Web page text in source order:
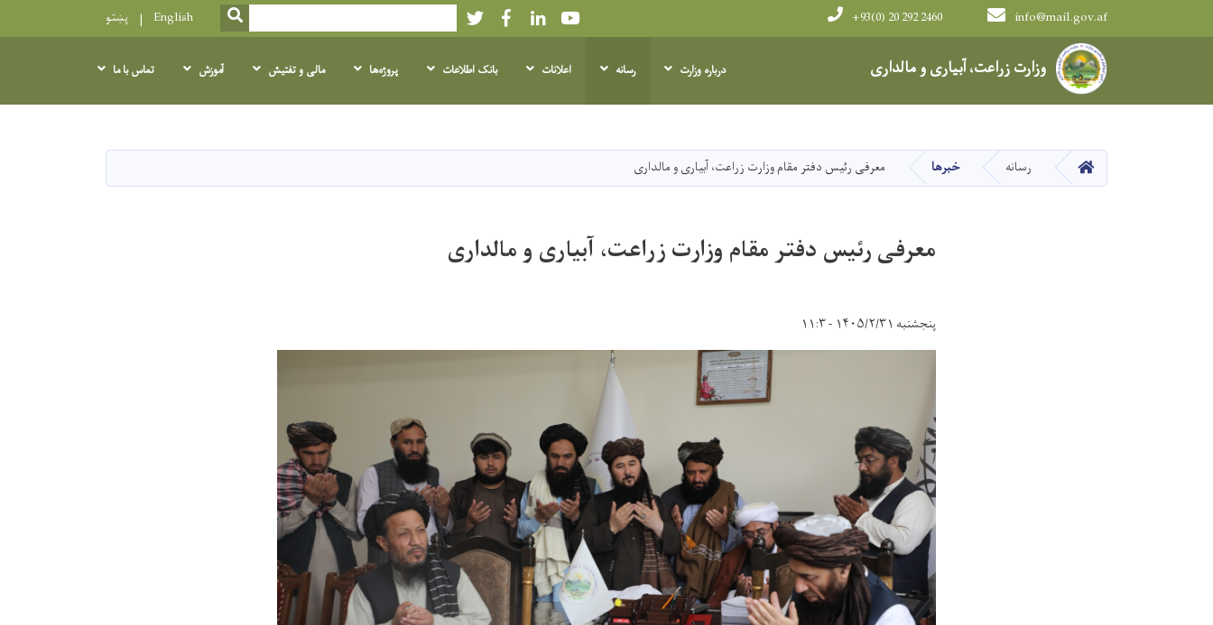
content
وزارت زراعت، آبیاری و مالداری
info@mail.gov.af
+93(0) 20 292 2460
Youtube
LinkedIn
Facebook
Twitter
Search
SEARCH
English پښتو
Main navigation
درباره وزارت رسانه اعلانات بانک اطلاعات پروژه‌ها مالی و تفتیش آموزش تماس با ما
HOME رسانه خبرها معرفی رئیس دفتر مقام وزارت زراعت، آبیاری و مالداری
معرفی رئیس دفتر مقام وزارت زراعت، آبیاری و مالداری
پنجشنبه ۱۴۰۵/۲/۳۱ - ۱۱:۳